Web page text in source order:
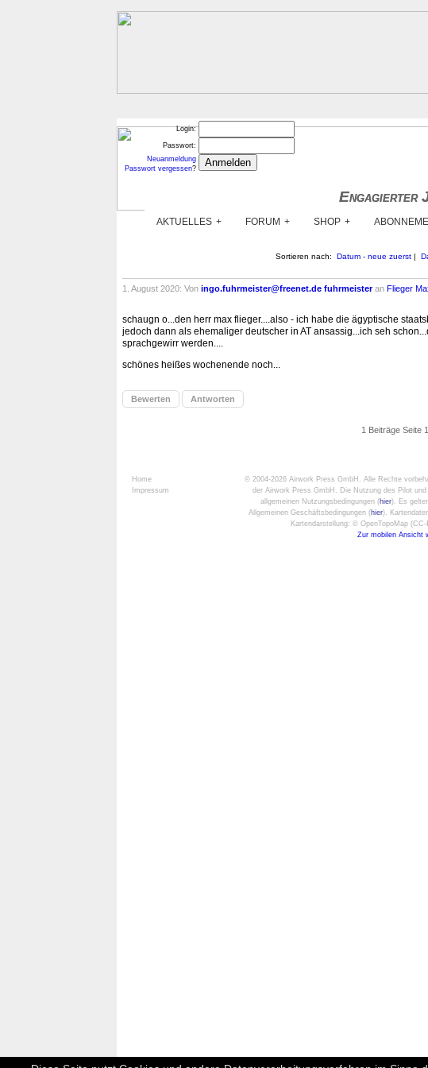
Login:
Passwort:
Neuanmeldung
Passwort vergessen?
Engagierter
Engagierter
AKTUELLES FORUM SHOP
Sortieren nach: Datum - neue zuerst |
1. August 2020: Von ingo.fuhrmeister@freenet.de fuhrmeisteran Flieger
schaugn o...den herr max flieger....also - ich habe die ägyptische
jedoch dann als ehemaliger deutscher in AT ansassig...ich seh
sprachgewirr werden....
schönes heißes wochenende noch...
Bewerten Antworten
1 Beiträge Seite
Home
Impressum
© 2004-2026 Airwork Press GmbH . Alle Rechte
der Airwork Press GmbH. Die Nutzung des Pilot
allgemeinen Nutzungsbedingungen (hier). Es
Allgemeinen Geschäftsbedingungen (hier).
Kartendarstellung: © OpenTopoMap
Zur mobilen Ansicht